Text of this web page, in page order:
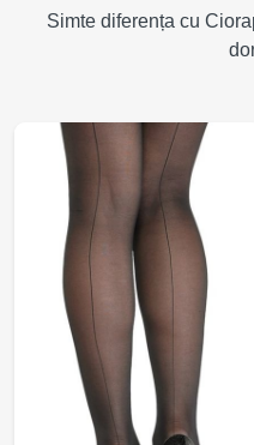
Simte diferența cu